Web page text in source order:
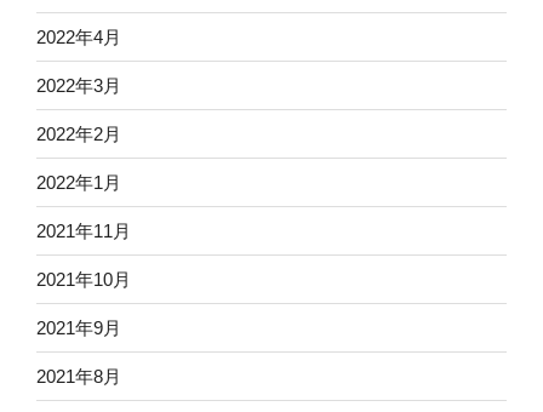
2022年4月
2022年3月
2022年2月
2022年1月
2021年11月
2021年10月
2021年9月
2021年8月